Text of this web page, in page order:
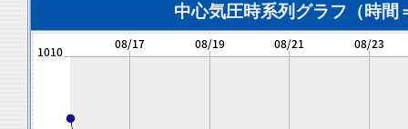
中心気圧時系列グラフ（時間